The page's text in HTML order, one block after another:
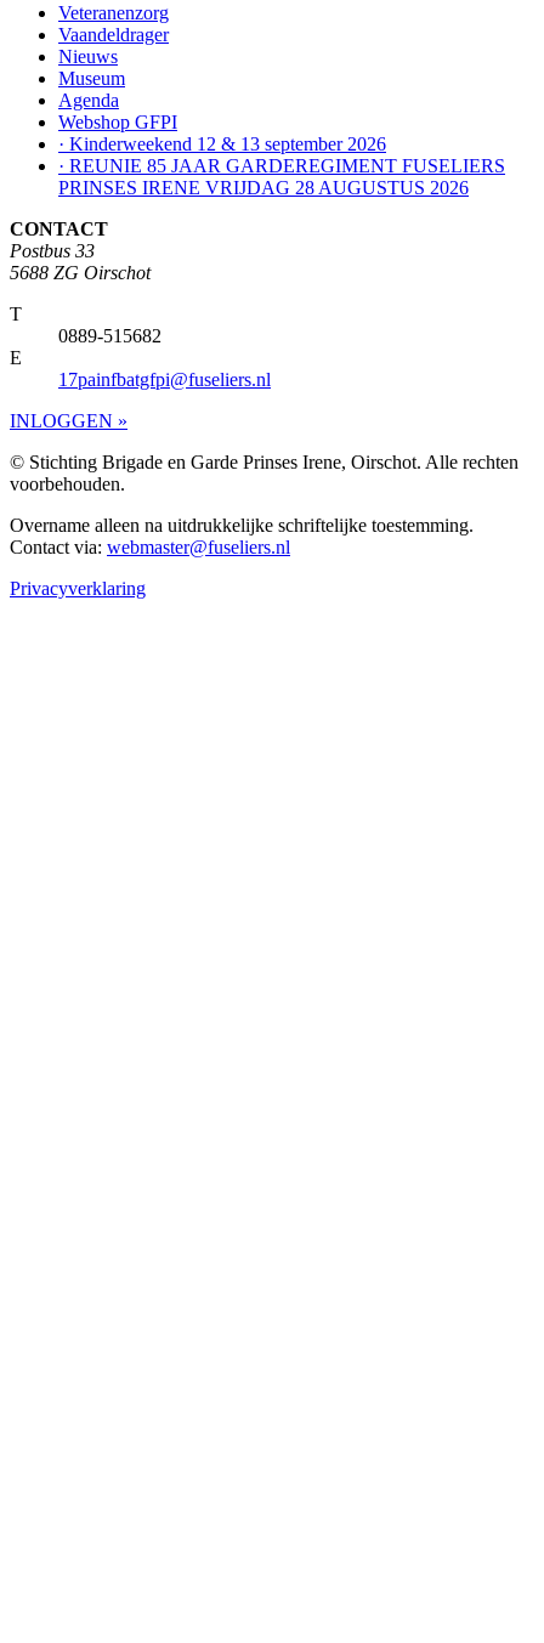
Veteranenzorg
Vaandeldrager
Nieuws
Museum
Agenda
Webshop GFPI
· Kinderweekend 12 & 13 september 2026
· REUNIE 85 JAAR GARDEREGIMENT FUSELIERS
PRINSES IRENE VRIJDAG 28 AUGUSTUS 2026
CONTACT
Postbus 33
5688 ZG Oirschot
T
0889-515682
E
17painfbatgfpi@fuseliers.nl
INLOGGEN »
© Stichting Brigade en Garde Prinses Irene, Oirschot. Alle rechten
voorbehouden.
Overname alleen na uitdrukkelijke schriftelijke toestemming.
Contact via: webmaster@fuseliers.nl
Privacyverklaring